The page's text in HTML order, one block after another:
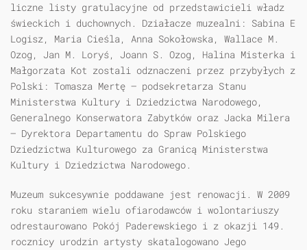
liczne listy gratulacyjne od przedstawicieli władz
świeckich i duchownych. Działacze muzealni: Sabina E
Logisz, Maria Cieśla, Anna Sokołowska, Wallace M.
Ozog, Jan M. Loryś, Joann S. Ozog, Halina Misterka i
Małgorzata Kot zostali odznaczeni przez przybyłych z
Polski: Tomasza Mertę — podsekretarza Stanu
Ministerstwa Kultury i Dziedzictwa Narodowego,
Generalnego Konserwatora Zabytków oraz Jacka Milera
— Dyrektora Departamentu do Spraw Polskiego
Dziedzictwa Kulturowego za Granicą Ministerstwa
Kultury i Dziedzictwa Narodowego.
Muzeum sukcesywnie poddawane jest renowacji. W 2009
roku staraniem wielu ofiarodawców i wolontariuszy
odrestaurowano Pokój Paderewskiego i z okazji 149.
rocznicy urodzin artysty skatalogowano Jego